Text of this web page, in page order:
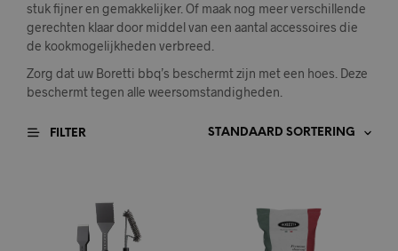
stuk fijner en gemakkelijker. Of maak nog meer verschillende
gerechten klaar door middel van een aantal accessoires die
de kookmogelijkheden verbreed.
Zorg dat uw Boretti bbq’s beschermt zijn met een hoes. Deze
beschermt tegen alle weersomstandigheden.
FILTER